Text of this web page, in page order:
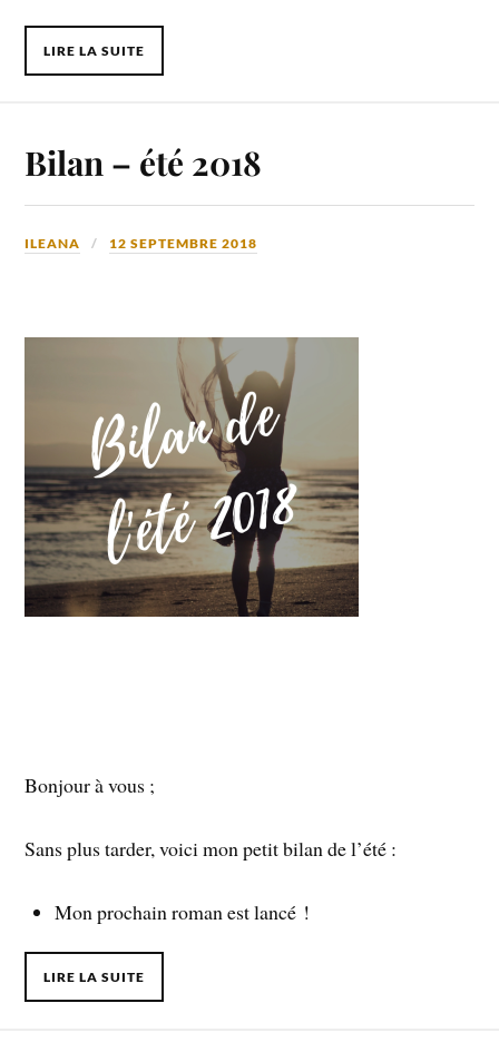
LIRE LA SUITE
Bilan – été 2018
ILEANA 12 SEPTEMBRE 2018
Bonjour à vous ;
Sans plus tarder, voici mon petit bilan de l’été :
Mon prochain roman est lancé !
LIRE LA SUITE